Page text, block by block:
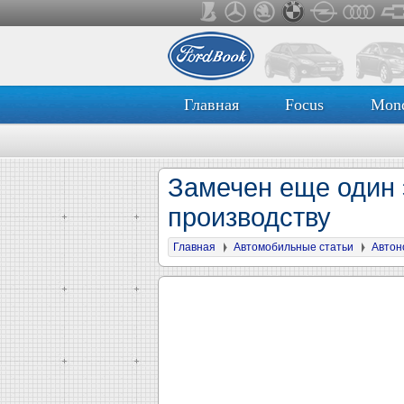
Главная Focus
Замечен еще один
производству
Главная Автомобильные статьи